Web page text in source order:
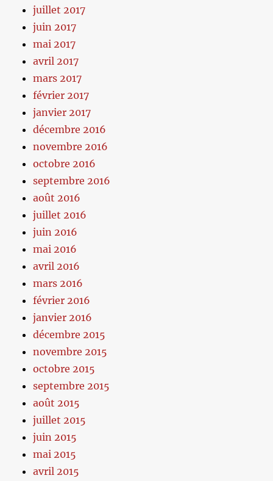
juillet 2017
juin 2017
mai 2017
avril 2017
mars 2017
février 2017
janvier 2017
décembre 2016
novembre 2016
octobre 2016
septembre 2016
août 2016
juillet 2016
juin 2016
mai 2016
avril 2016
mars 2016
février 2016
janvier 2016
décembre 2015
novembre 2015
octobre 2015
septembre 2015
août 2015
juillet 2015
juin 2015
mai 2015
avril 2015